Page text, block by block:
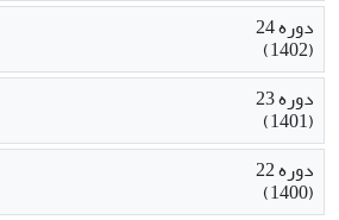
دوره 24
(1402)
دوره 23
(1401)
دوره 22
(1400)